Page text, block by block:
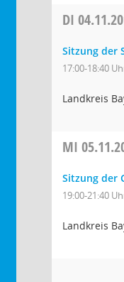
DI
Sitzung der
17:00-18:40
Landkreis
MI
Sitzung der
19:00-21:40
Landkreis